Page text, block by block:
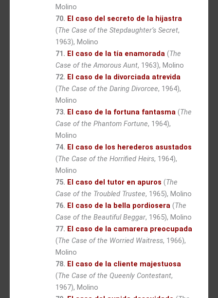
Molino
70. El caso del secreto de la hijastra
(The Case of the Stepdaughter’s Secret,
1963), Molino
71. El caso de la tía enamorada (The
Case of the Amorous Aunt, 1963), Molino
72. El caso de la divorciada atrevida
(The Case of the Daring Divorcee, 1964),
Molino
73. El caso de la fortuna fantasma (The
Case of the Phantom Fortune, 1964),
Molino
74. El caso de los herederos asustados
(The Case of the Horrified Heirs, 1964),
Molino
75. El caso del tutor en apuros (The
Case of the Troubled Trustee, 1965), Molino
76. El caso de la bella pordiosera (The
Case of the Beautiful Beggar, 1965), Molino
77. El caso de la camarera preocupada
(The Case of the Worried Waitress, 1966),
Molino
78. El caso de la cliente majestuosa
(The Case of the Queenly Contestant,
1967), Molino